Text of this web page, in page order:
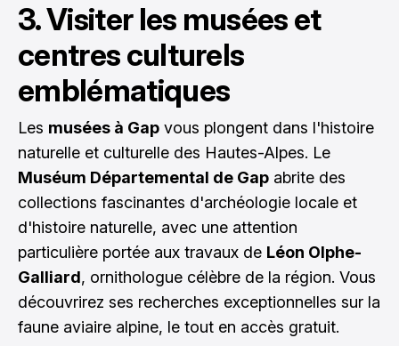
3. Visiter les musées et
centres culturels
emblématiques
Les musées à Gap vous plongent dans l'histoire
naturelle et culturelle des Hautes-Alpes. Le
Muséum Départemental de Gap abrite des
collections fascinantes d'archéologie locale et
d'histoire naturelle, avec une attention
particulière portée aux travaux de Léon Olphe-
Galliard, ornithologue célèbre de la région. Vous
découvrirez ses recherches exceptionnelles sur la
faune aviaire alpine, le tout en accès gratuit.